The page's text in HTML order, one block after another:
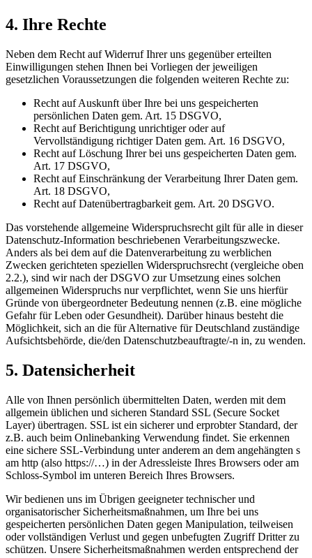
4. Ihre Rechte
Neben dem Recht auf Widerruf Ihrer uns gegenüber erteilten
Einwilligungen stehen Ihnen bei Vorliegen der jeweiligen
gesetzlichen Voraussetzungen die folgenden weiteren Rechte zu:
Recht auf Auskunft über Ihre bei uns gespeicherten
persönlichen Daten gem. Art. 15 DSGVO,
Recht auf Berichtigung unrichtiger oder auf
Vervollständigung richtiger Daten gem. Art. 16 DSGVO,
Recht auf Löschung Ihrer bei uns gespeicherten Daten gem.
Art. 17 DSGVO,
Recht auf Einschränkung der Verarbeitung Ihrer Daten gem.
Art. 18 DSGVO,
Recht auf Datenübertragbarkeit gem. Art. 20 DSGVO.
Das vorstehende allgemeine Widerspruchsrecht gilt für alle in dieser
Datenschutz-Information beschriebenen Verarbeitungszwecke.
Anders als bei dem auf die Datenverarbeitung zu werblichen
Zwecken gerichteten speziellen Widerspruchsrecht (vergleiche oben
2.2.), sind wir nach der DSGVO zur Umsetzung eines solchen
allgemeinen Widerspruchs nur verpflichtet, wenn Sie uns hierfür
Gründe von übergeordneter Bedeutung nennen (z.B. eine mögliche
Gefahr für Leben oder Gesundheit). Darüber hinaus besteht die
Möglichkeit, sich an die für Alternative für Deutschland zuständige
Aufsichtsbehörde, die/den Datenschutzbeauftragte/-n in, zu wenden.
5. Datensicherheit
Alle von Ihnen persönlich übermittelten Daten, werden mit dem
allgemein üblichen und sicheren Standard SSL (Secure Socket
Layer) übertragen. SSL ist ein sicherer und erprobter Standard, der
z.B. auch beim Onlinebanking Verwendung findet. Sie erkennen
eine sichere SSL-Verbindung unter anderem an dem angehängten s
am http (also https://…) in der Adressleiste Ihres Browsers oder am
Schloss-Symbol im unteren Bereich Ihres Browsers.
Wir bedienen uns im Übrigen geeigneter technischer und
organisatorischer Sicherheitsmaßnahmen, um Ihre bei uns
gespeicherten persönlichen Daten gegen Manipulation, teilweisen
oder vollständigen Verlust und gegen unbefugten Zugriff Dritter zu
schützen. Unsere Sicherheitsmaßnahmen werden entsprechend der